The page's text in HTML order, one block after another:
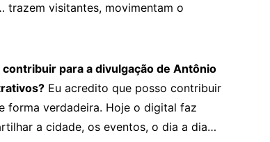
trazem visitantes, movimentam o
para a divulgação de Antônio
Eu acredito que posso contribuir
forma verdadeira. Hoje o digital faz
a cidade, os eventos, o dia a dia…